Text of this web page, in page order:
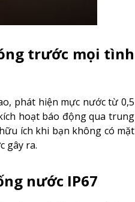
trước mọi tình
phát hiện mực nước từ 0,5
hoạt báo động qua trung
ích khi bạn không có mặt
gây ra.
nước IP67